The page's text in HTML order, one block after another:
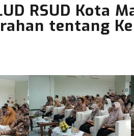
darurat dan dukungan medis
Kota Madiun berkomitmen untuk tetap
dan kenyamanan masyarakat yang
RSUD Kota
tentang